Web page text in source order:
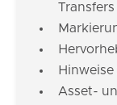
Transfers
Asset-